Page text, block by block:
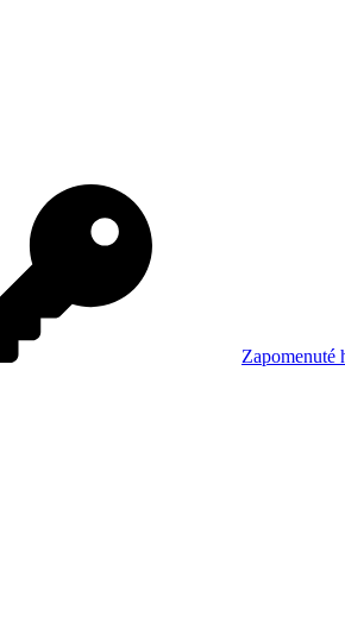
Zapomenuté